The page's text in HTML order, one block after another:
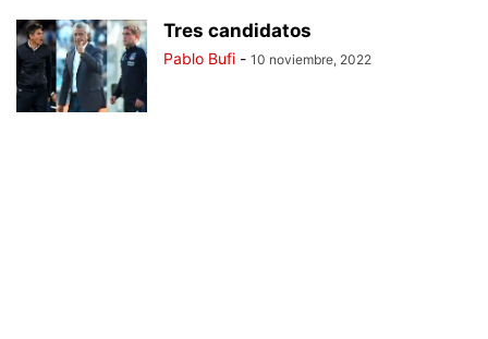
Tres candidatos
Pablo Bufi - 10 noviembre, 2022